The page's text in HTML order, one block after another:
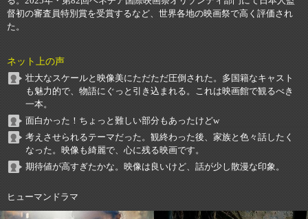
督初の審査員特別賞を受賞するなど、世界各地の映画祭で高く評価され
た。
ネット上の声
壮大なスケールと映像美にただただ圧倒された。多国籍なキャスト
も魅力的で、物語にぐっと引き込まれる。これは映画館で観るべき
一本。
面白かった！ちょっと難しい部分もあったけどw
考えさせられるテーマだった。観終わった後、家族と色々話したく
なった。映像も綺麗で、心に残る映画です。
期待値が高すぎたかな。映像は良いけど、話が少し散漫な印象。
ヒューマンドラマ